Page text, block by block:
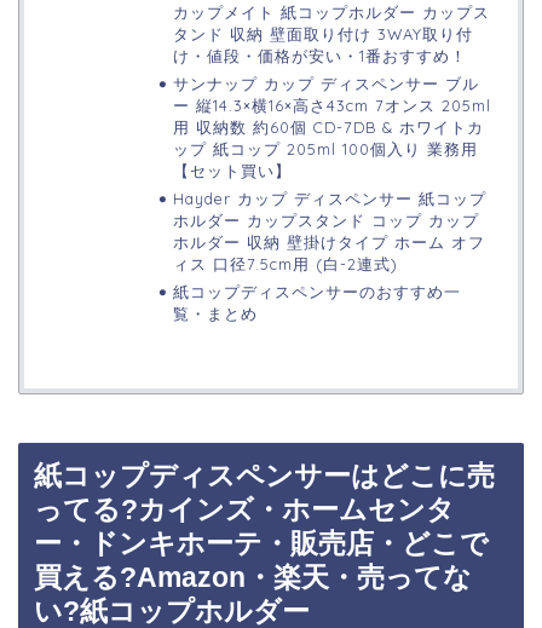
カップメイト 紙コップホルダー カップス
タンド 収納 壁面取り付け 3WAY取り付
け・値段・価格が安い・1番おすすめ！
サンナップ カップ ディスペンサー ブル
ー 縦14.3×横16×高さ43cm 7オンス 205ml
用 収納数 約60個 CD-7DB & ホワイトカ
ップ 紙コップ 205ml 100個入り 業務用
【セット買い】
Hayder カップ ディスペンサー 紙コップ
ホルダー カップスタンド コップ カップ
ホルダー 収納 壁掛けタイプ ホーム オフ
ィス 口径7.5cm用 (白-2連式)
紙コップディスペンサーのおすすめ一
覧・まとめ
紙コップディスペンサーはどこに売
ってる?カインズ・ホームセンタ
ー・ドンキホーテ・販売店・どこで
買える?Amazon・楽天・売ってな
い?紙コップホルダー